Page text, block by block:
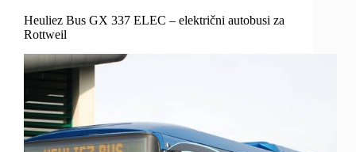
Heuliez Bus GX 337 ELEC – električni autobusi za
Rottweil